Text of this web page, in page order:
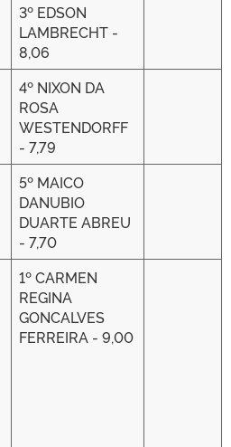
3º EDSON
LAMBRECHT -
8,06
4º NIXON DA
ROSA
WESTENDORFF
- 7,79
5º MAICO
DANUBIO
DUARTE ABREU
- 7,70
1º CARMEN
REGINA
GONCALVES
FERREIRA - 9,00